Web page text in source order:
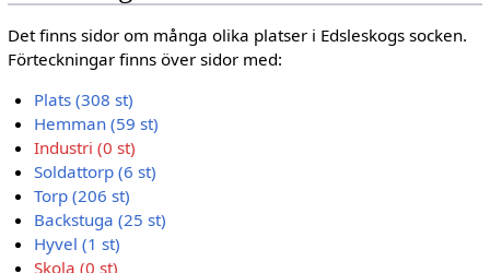
Det finns sidor om många olika platser i Edsleskogs socken.
Förteckningar finns över sidor med:
Plats (308 st)
Hemman (59 st)
Industri (0 st)
Soldattorp (6 st)
Torp (206 st)
Backstuga (25 st)
Hyvel (1 st)
Skola (0 st)